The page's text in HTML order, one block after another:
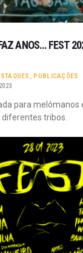
ANOS… FEST
, PUBLICAÇÕES
para melómanos
tribos.